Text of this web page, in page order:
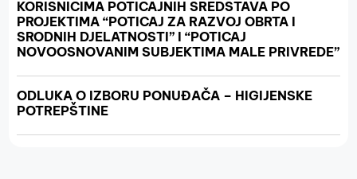
KORISNICIMA POTICAJNIH SREDSTAVA PO
PROJEKTIMA “POTICAJ ZA RAZVOJ OBRTA I
SRODNIH DJELATNOSTI” I “POTICAJ
NOVOOSNOVANIM SUBJEKTIMA MALE PRIVREDE”
ODLUKA O IZBORU PONUĐAČA – HIGIJENSKE
POTREPŠTINE